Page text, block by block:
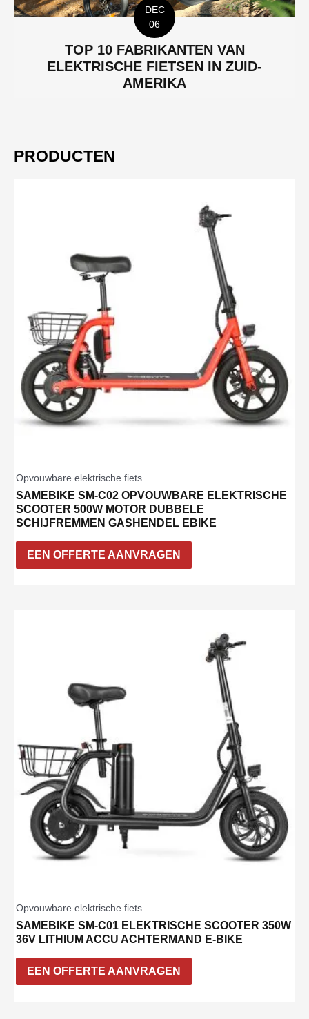
DEC
06
TOP 10 FABRIKANTEN VAN
ELEKTRISCHE FIETSEN IN ZUID-
AMERIKA
PRODUCTEN
Opvouwbare elektrische fiets
SAMEBIKE SM-C02 OPVOUWBARE ELEKTRISCHE
SCOOTER 500W MOTOR DUBBELE
SCHIJFREMMEN GASHENDEL EBIKE
EEN OFFERTE AANVRAGEN
Opvouwbare elektrische fiets
SAMEBIKE SM-C01 ELEKTRISCHE SCOOTER 350W
36V LITHIUM ACCU ACHTERMAND E-BIKE
EEN OFFERTE AANVRAGEN